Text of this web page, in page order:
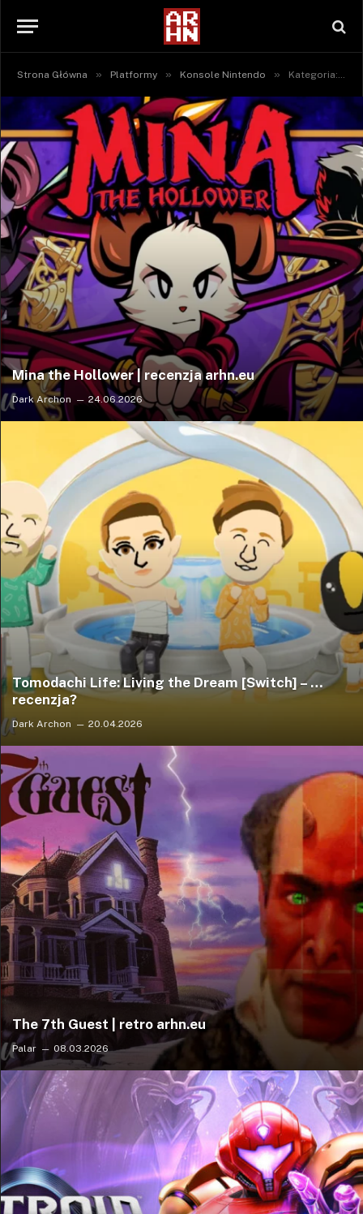
Strona Główna » Platformy » Konsole Nintendo » Kategoria: "Nintendo Switch" (Strona 3)
Mina the Hollower | recenzja arhn.eu
Dark Archon 24.06.2026
Tomodachi Life: Living the Dream [Switch] – …
recenzja?
Dark Archon 20.04.2026
The 7th Guest | retro arhn.eu
Palar 08.03.2026